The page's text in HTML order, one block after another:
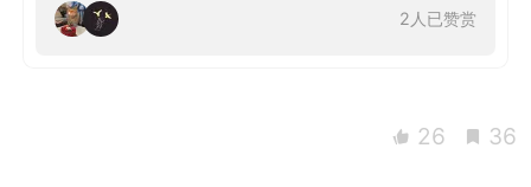
2人已赞赏
26 36